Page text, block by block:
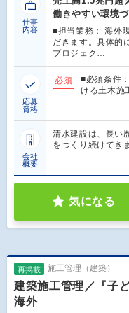
仕事
内容
働きやすい環境
■担当業務： 海外
だきます。具体的
プロジェク…
応募
資格
必須
■必須条件
ける土木施
会社
概要
清水建設は、長い
をつくり続けてき
気になる
再掲載 施工管理（建築）
建築施工管理／『子
海外